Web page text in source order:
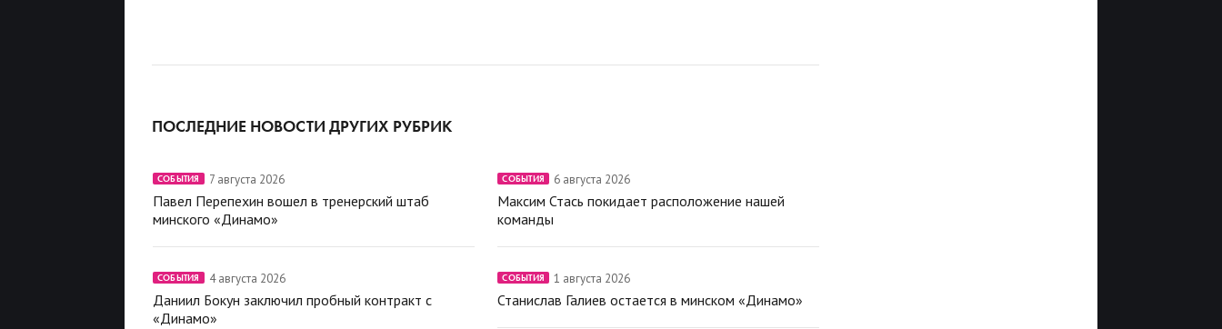
ПОСЛЕДНИЕ НОВОСТИ ДРУГИХ РУБРИК
СОБЫТИЯ 7 августа 2026
Павел Перепехин вошел в тренерский штаб
минского «Динамо»
СОБЫТИЯ 6 августа 2026
Максим Стась покидает расположение нашей
команды
СОБЫТИЯ 4 августа 2026
Даниил Бокун заключил пробный контракт с
«Динамо»
СОБЫТИЯ 1 августа 2026
Станислав Галиев остается в минском «Динамо»